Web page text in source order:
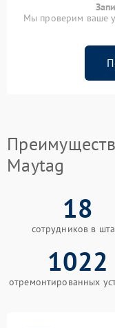
Мы проверим ваше
Maytag
18
сотрудников в
1022
отремонтированных